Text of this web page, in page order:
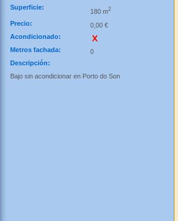
Superficie:
180 m2
Precio:
0,00 €
Acondicionado:
Metros fachada:
0
Descripción:
Bajo sin acondicionar en Porto do Son